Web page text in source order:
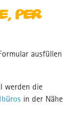
per
ausfüllen
werden die
in der Nähe